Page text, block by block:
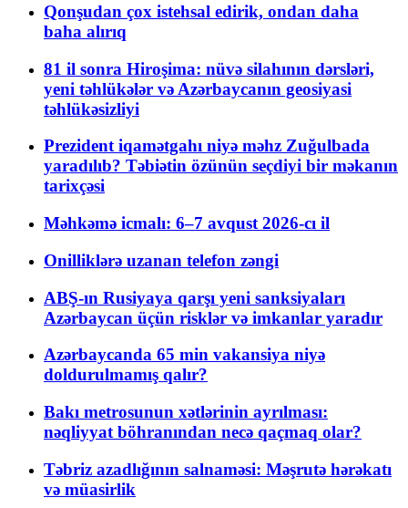
Qonşudan çox istehsal edirik, ondan daha
baha alırıq
81 il sonra Hiroşima: nüvə silahının dərsləri,
yeni təhlükələr və Azərbaycanın geosiyasi
təhlükəsizliyi
Prezident iqamətgahı niyə məhz Zuğulbada
yaradılıb? Təbiətin özünün seçdiyi bir məkanın
tarixçəsi
Məhkəmə icmalı: 6–7 avqust 2026-cı il
Onilliklərə uzanan telefon zəngi
ABŞ-ın Rusiyaya qarşı yeni sanksiyaları
Azərbaycan üçün risklər və imkanlar yaradır
Azərbaycanda 65 min vakansiya niyə
doldurulmamış qalır?
Bakı metrosunun xətlərinin ayrılması:
nəqliyyat böhranından necə qaçmaq olar?
Təbriz azadlığının salnaməsi: Məşrutə hərəkatı
və müasirlik